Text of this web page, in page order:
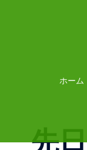
ホーム
先